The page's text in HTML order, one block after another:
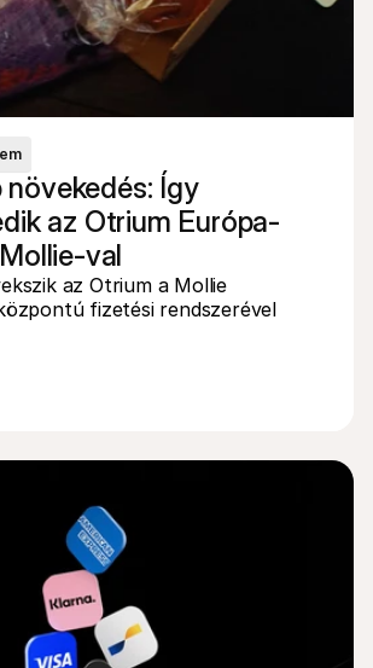
növekedés: Így
az Otrium Európa-
val
az Otrium a Mollie
fizetési rendszerével